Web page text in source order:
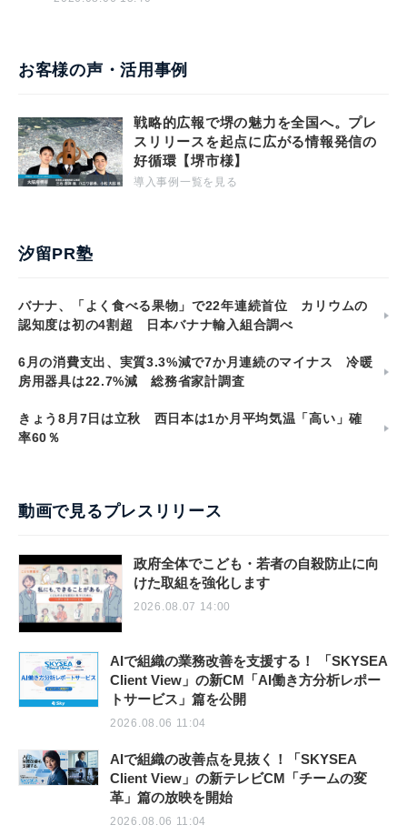
お客様の声・活用事例
戦略的広報で堺の魅力を全国へ。プレ
スリリースを起点に広がる情報発信の
好循環【堺市様】
導入事例一覧を見る
汐留PR塾
バナナ、「よく食べる果物」で22年連続首位 カリウムの
認知度は初の4割超 日本バナナ輸入組合調べ
6月の消費支出、実質3.3%減で7か月連続のマイナス 冷暖
房用器具は22.7%減 総務省家計調査
きょう8月7日は立秋 西日本は1か月平均気温「高い」確
率60％
動画で見るプレスリリース
政府全体でこども・若者の自殺防止に向
けた取組を強化します
2026.08.07 14:00
AIで組織の業務改善を支援する！ 「SKYSEA
Client View」の新CM「AI働き方分析レポー
トサービス」篇を公開
2026.08.06 11:04
AIで組織の改善点を見抜く！「SKYSEA
Client View」の新テレビCM「チームの変
革」篇の放映を開始
2026.08.06 11:04